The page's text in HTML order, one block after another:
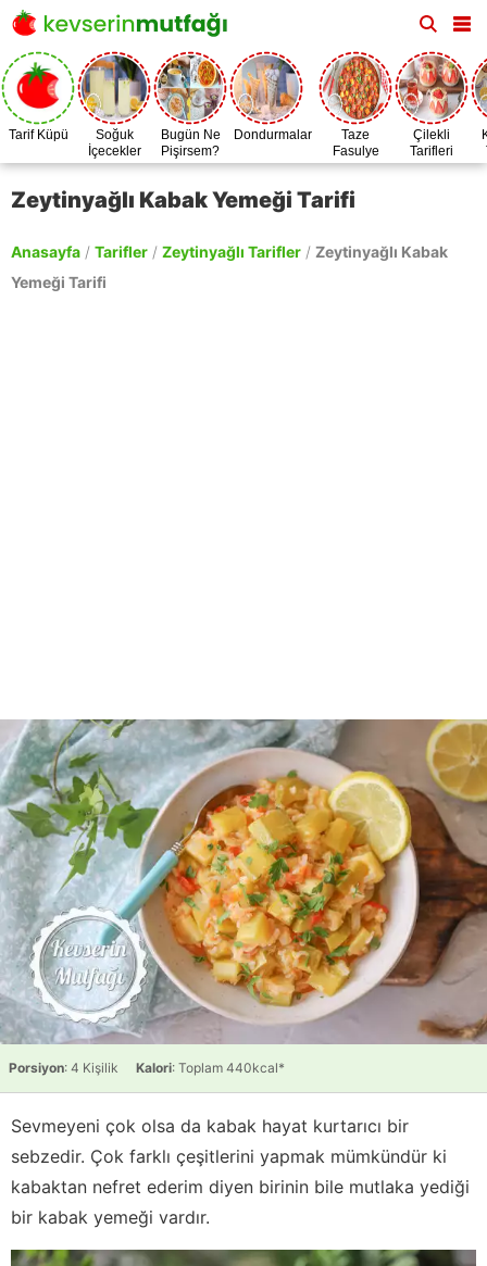
Tarif Küpü
Soğuk
İçecekler
Bugün Ne
Pişirsem?
Dondurmalar
Taze
Fasulye
Zamanı
Çilekli
Tarifleri
Zeytinyağlı Kabak Yemeği Tarifi
Anasayfa / Tarifler / Zeytinyağlı Tarifler / Zeytinyağlı Kabak
Yemeği Tarifi
Porsiyon: 4 Kişilik Kalori: Toplam 440kcal*
Sevmeyeni çok olsa da kabak hayat kurtarıcı bir
sebzedir. Çok farklı çeşitlerini yapmak mümkündür ki
kabaktan nefret ederim diyen birinin bile mutlaka yediği
bir kabak yemeği vardır.